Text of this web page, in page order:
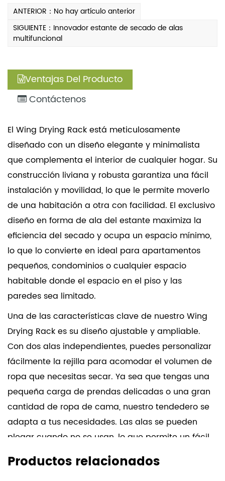
ANTERIOR：No hay artículo anterior
SIGUIENTE：Innovador estante de secado de alas
multifuncional
Ventajas Del Producto
Contáctenos
El Wing Drying Rack está meticulosamente
diseñado con un diseño elegante y minimalista
que complementa el interior de cualquier hogar. Su
construcción liviana y robusta garantiza una fácil
instalación y movilidad, lo que le permite moverlo
de una habitación a otra con facilidad. El exclusivo
diseño en forma de ala del estante maximiza la
eficiencia del secado y ocupa un espacio mínimo,
lo que lo convierte en ideal para apartamentos
pequeños, condominios o cualquier espacio
habitable donde el espacio en el piso y las
paredes sea limitado.
Una de las características clave de nuestro Wing
Drying Rack es su diseño ajustable y ampliable.
Con dos alas independientes, puedes personalizar
fácilmente la rejilla para acomodar el volumen de
ropa que necesitas secar. Ya sea que tengas una
pequeña carga de prendas delicadas o una gran
cantidad de ropa de cama, nuestro tendedero se
adapta a tus necesidades. Las alas se pueden
plegar cuando no se usan, lo que permite un fácil
almacenamiento y garantiza que el estante no
ocupe espacio valioso en su espacio vital.
Productos relacionados